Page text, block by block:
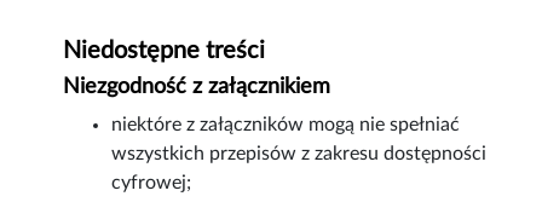
Niedostępne treści
Niezgodność z załącznikiem
niektóre z załączników mogą nie spełniać
wszystkich przepisów z zakresu dostępności
cyfrowej;